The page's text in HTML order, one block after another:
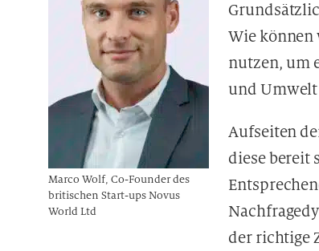
Marco Wolf, Co-Founder des
britischen Start-ups Novus
World Ltd
Wie können
nutzen, um
und Umwelt
Aufseiten
diese bereit
der richtige